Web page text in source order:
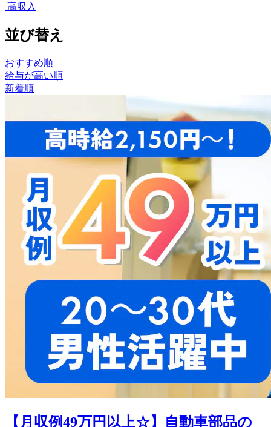
高収入
並び替え
おすすめ順
給与が高い順
新着順
【月収例49万円以上☆】自動車部品の